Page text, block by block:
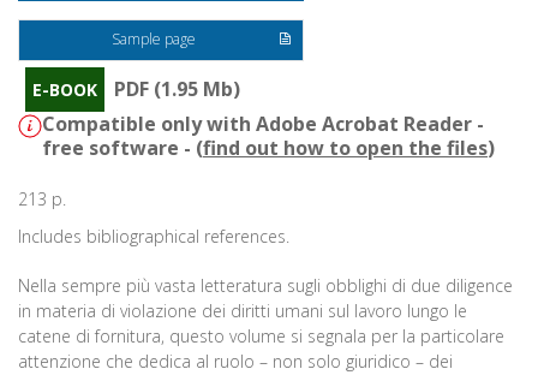
Sample page
E-BOOK
PDF (1.95 Mb)
Compatible only with Adobe Acrobat Reader -
free software - (find out how to open the files)
213 p.
Includes bibliographical references.
Nella sempre più vasta letteratura sugli obblighi di due diligence
in materia di violazione dei diritti umani sul lavoro lungo le
catene di fornitura, questo volume si segnala per la particolare
attenzione che dedica al ruolo – non solo giuridico – dei